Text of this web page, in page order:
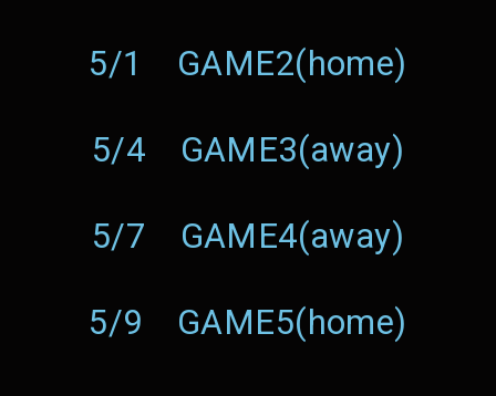
5/1 GAME2(home)
5/4 GAME3(away)
5/7 GAME4(away)
5/9 GAME5(home)